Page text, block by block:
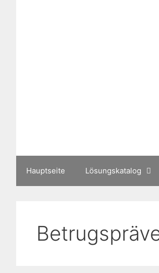
Hauptseite Lösungskatalog